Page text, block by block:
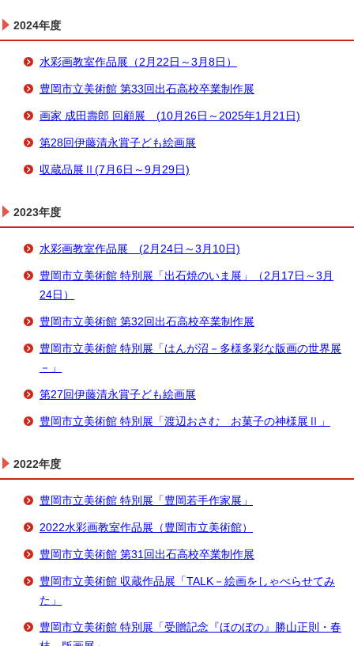
2024年度
水彩画教室作品展（2月22日～3月8日）
豊岡市立美術館 第33回出石高校卒業制作展
画家 成田壽郎 回顧展 (10月26日～2025年1月21日)
第28回伊藤清永賞子ども絵画展
収蔵品展Ⅱ(7月6日～9月29日)
2023年度
水彩画教室作品展 (2月24日～3月10日)
豊岡市立美術館 特別展「出石焼のいま展」（2月17日～3月
24日）
豊岡市立美術館 第32回出石高校卒業制作展
豊岡市立美術館 特別展「はんが沼－多様多彩な版画の世界展
－」
第27回伊藤清永賞子ども絵画展
豊岡市立美術館 特別展「渡辺おさむ お菓子の神様展Ⅱ」
2022年度
豊岡市立美術館 特別展「豊岡若手作家展」
2022水彩画教室作品展（豊岡市立美術館）
豊岡市立美術館 第31回出石高校卒業制作展
豊岡市立美術館 収蔵作品展「TALK－絵画をしゃべらせてみ
た」
豊岡市立美術館 特別展「受贈記念『ほのぼの』勝山正則・春